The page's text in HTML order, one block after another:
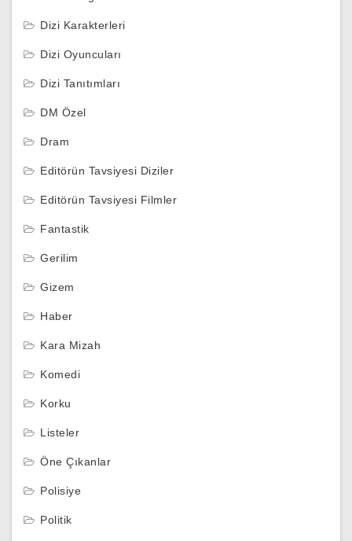
Dizi Karakterleri
Dizi Oyuncuları
Dizi Tanıtımları
DM Özel
Dram
Editörün Tavsiyesi Diziler
Editörün Tavsiyesi Filmler
Fantastik
Gerilim
Gizem
Haber
Kara Mizah
Komedi
Korku
Listeler
Öne Çıkanlar
Polisiye
Politik